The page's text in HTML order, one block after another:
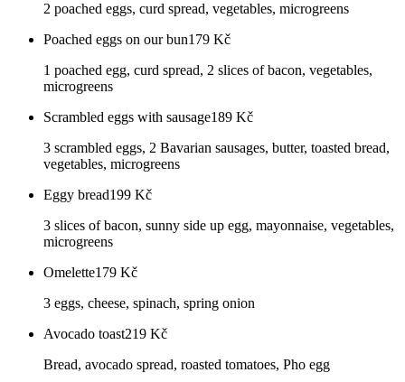
2 poached eggs, curd spread, vegetables, microgreens
Poached eggs on our bun179 Kč
1 poached egg, curd spread, 2 slices of bacon, vegetables,
microgreens
Scrambled eggs with sausage189 Kč
3 scrambled eggs, 2 Bavarian sausages, butter, toasted bread,
vegetables, microgreens
Eggy bread199 Kč
3 slices of bacon, sunny side up egg, mayonnaise, vegetables,
microgreens
Omelette179 Kč
3 eggs, cheese, spinach, spring onion
Avocado toast219 Kč
Bread, avocado spread, roasted tomatoes, Pho egg